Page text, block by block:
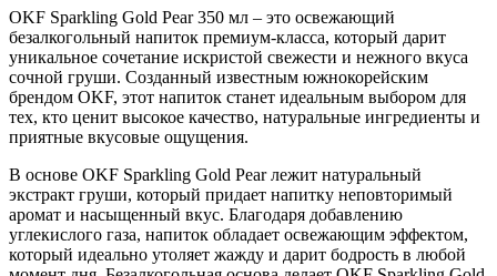
OKF Sparkling Gold Pear 350 мл – это освежающий
безалкогольный напиток премиум-класса, который дарит
уникальное сочетание искристой свежести и нежного вкуса
сочной груши. Созданный известным южнокорейским
брендом OKF, этот напиток станет идеальным выбором для
тех, кто ценит высокое качество, натуральные ингредиенты и
приятные вкусовые ощущения.
В основе OKF Sparkling Gold Pear лежит натуральный
экстракт груши, который придает напитку неповторимый
аромат и насыщенный вкус. Благодаря добавлению
углекислого газа, напиток обладает освежающим эффектом,
который идеально утоляет жажду и дарит бодрость в любой